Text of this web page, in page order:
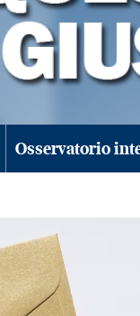
Osservatorio